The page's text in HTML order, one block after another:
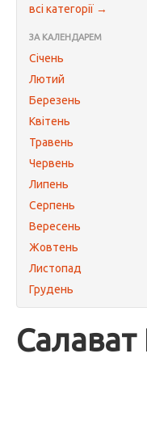
всі категорії →
ЗА КАЛЕНДАРЕМ
Січень
Лютий
Березень
Квітень
Травень
Червень
Липень
Серпень
Вересень
Жовтень
Листопад
Грудень